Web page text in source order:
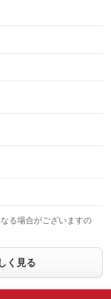
あり
トカメラ
なし
なし
る場合がございますの
く見る